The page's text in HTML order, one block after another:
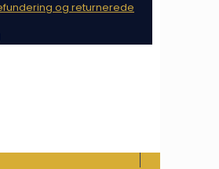
og returnerede